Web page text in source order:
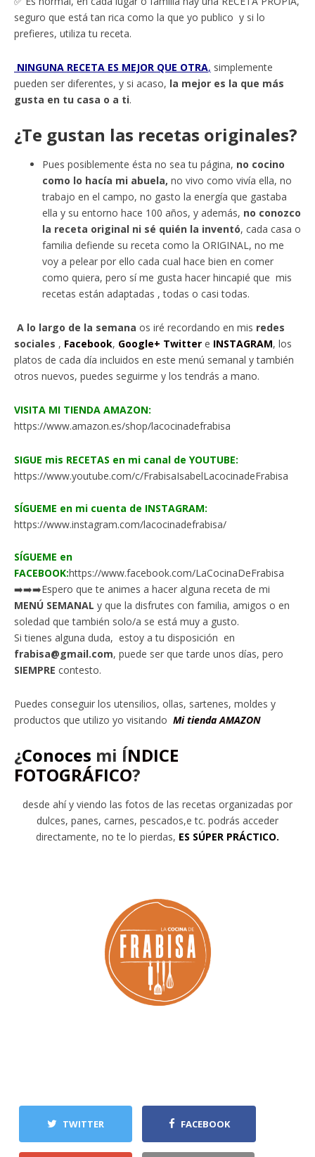
seguro que está tan rica como la que yo publico y si lo
prefieres, utiliza tu receta.
NINGUNA RECETA ES MEJOR QUE OTRA, simplemente
pueden ser diferentes, y si acaso, la mejor es la que más
gusta en tu casa o a ti.
¿Te gustan las recetas originales?
Pues posiblemente ésta no sea tu página, no cocino
como lo hacía mi abuela, no vivo como vivía ella, no
trabajo en el campo, no gasto la energía que gastaba
ella y su entorno hace 100 años, y además, no conozco
la receta original ni sé quién la inventó, cada casa o
familia defiende su receta como la ORIGINAL, no me
voy a pelear por ello cada cual hace bien en comer
como quiera, pero sí me gusta hacer hincapié que mis
recetas están adaptadas , todas o casi todas.
A lo largo de la semana os iré recordando en mis redes
sociales , Facebook, Google+ Twitter e INSTAGRAM, los
platos de cada día incluidos en este menú semanal y también
otros nuevos, puedes seguirme y los tendrás a mano.
VISITA MI TIENDA AMAZON:
https://www.amazon.es/shop/lacocinadefrabisa
SIGUE mis RECETAS en mi canal de YOUTUBE:
https://www.youtube.com/c/FrabisaIsabelLacocinadeFrabisa
SÍGUEME en mi cuenta de INSTAGRAM:
https://www.instagram.com/lacocinadefrabisa/
SÍGUEME en
FACEBOOK:https://www.facebook.com/LaCocinaDeFrabisa
➡️➡️➡️Espero que te animes a hacer alguna receta de mi
MENÚ SEMANAL y que la disfrutes con familia, amigos o en
soledad que también solo/a se está muy a gusto.
Si tienes alguna duda, estoy a tu disposición en
frabisa@gmail.com, puede ser que tarde unos días, pero
SIEMPRE contesto.
Puedes conseguir los utensilios, ollas, sartenes, moldes y
productos que utilizo yo visitando Mi tienda AMAZON
¿Conoces mi ÍNDICE
FOTOGRÁFICO?
desde ahí y viendo las fotos de las recetas organizadas por
dulces, panes, carnes, pescados,e tc. podrás acceder
directamente, no te lo pierdas, ES SÚPER PRÁCTICO.
TWITTER FACEBOOK